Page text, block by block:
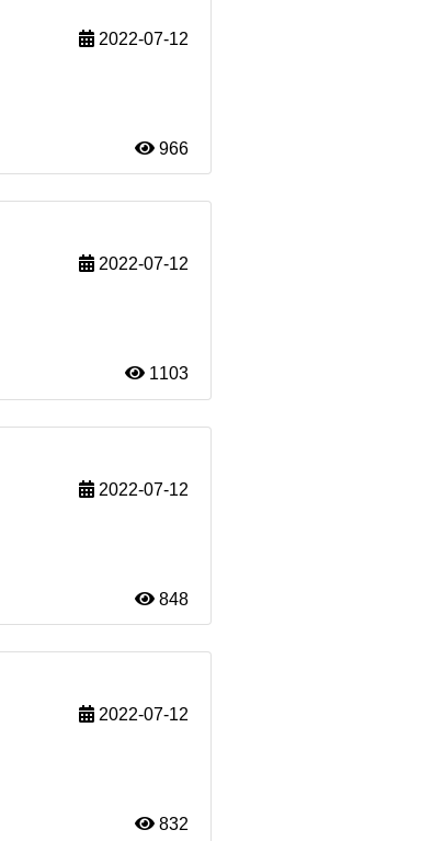
2022-07-12
966
2022-07-12
1103
2022-07-12
848
2022-07-12
832